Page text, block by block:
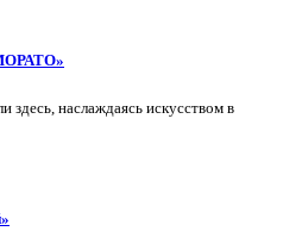
наслаждаясь искусством в